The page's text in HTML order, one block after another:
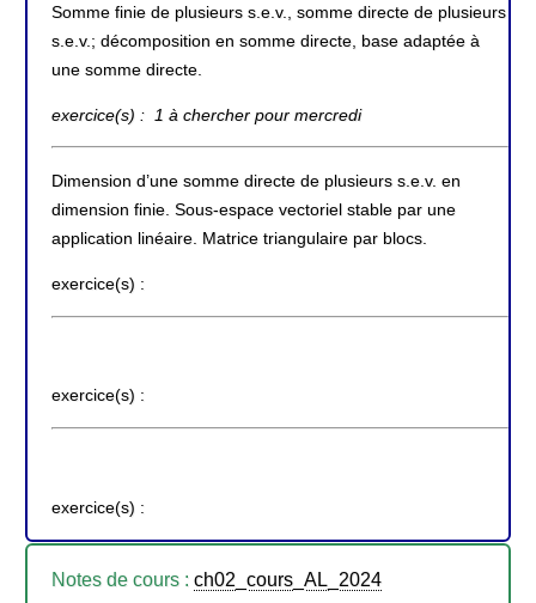
Somme finie de plusieurs s.e.v., somme directe de plusieurs
s.e.v.; décomposition en somme directe, base adaptée à
une somme directe.
exercice(s) : 1 à chercher pour mercredi
Dimension d’une somme directe de plusieurs s.e.v. en
dimension finie. Sous-espace vectoriel stable par une
application linéaire. Matrice triangulaire par blocs.
exercice(s) :
exercice(s) :
exercice(s) :
Notes de cours : ch02_cours_AL_2024